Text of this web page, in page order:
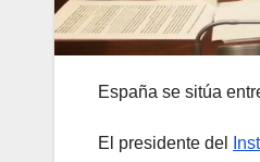
España se sitúa
El presidente del